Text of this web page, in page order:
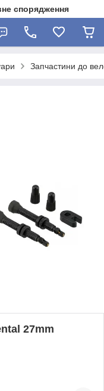
спорядження
Запчастини до
27mm